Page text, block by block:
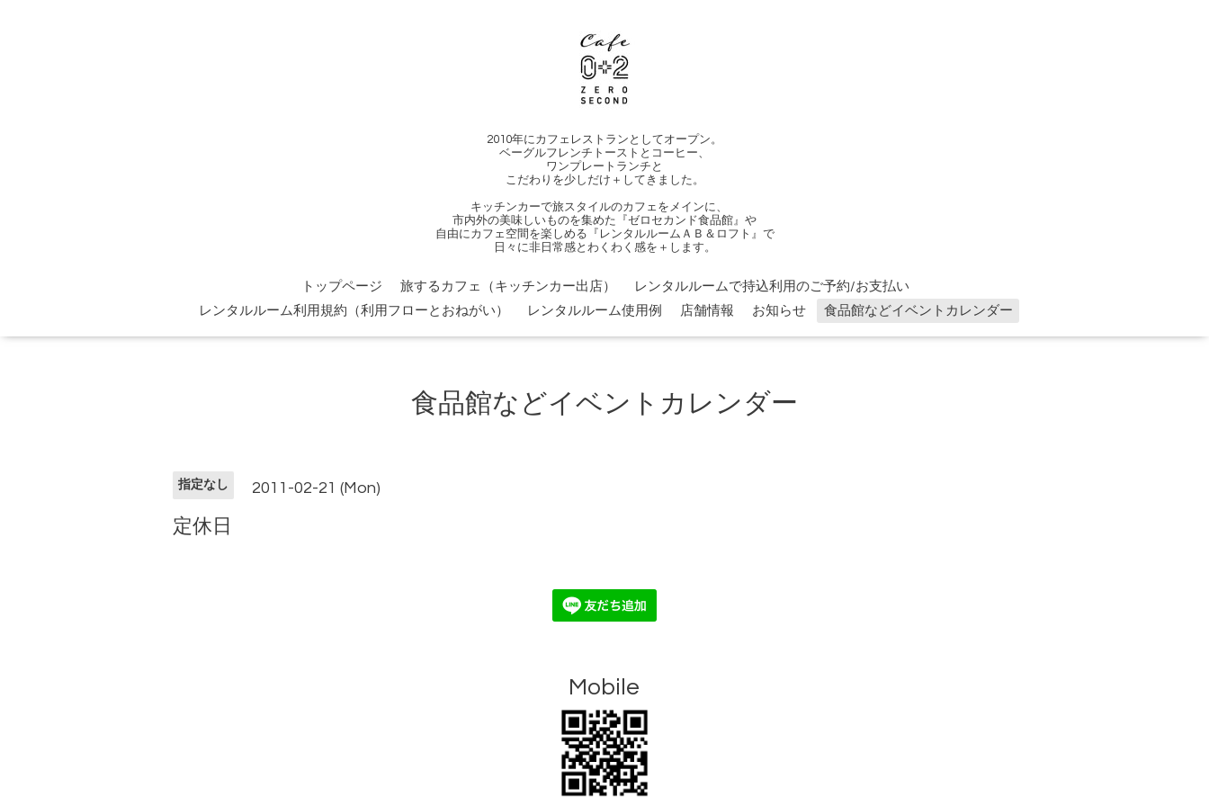
2010年にカフェレストランとしてオープン。
ベーグルフレンチトーストとコーヒー、
ワンプレートランチと
こだわりを少しだけ＋してきました。
キッチンカーで旅スタイルのカフェをメインに、
市内外の美味しいものを集めた『ゼロセカンド食品館』や
自由にカフェ空間を楽しめる『レンタルルームＡＢ＆ロフト』で
日々に非日常感とわくわく感を＋します。
トップページ 旅するカフェ（キッチンカー出店）
レンタルルームで持込利用のご予約/お支払い
レンタルルーム利用規約（利用フローとおねがい）
レンタルルーム使用例 店舗情報 お知らせ 食品館などイベントカレンダー
食品館などイベントカレンダー
指定なし 2011-02-21 (Mon)
定休日
Mobile